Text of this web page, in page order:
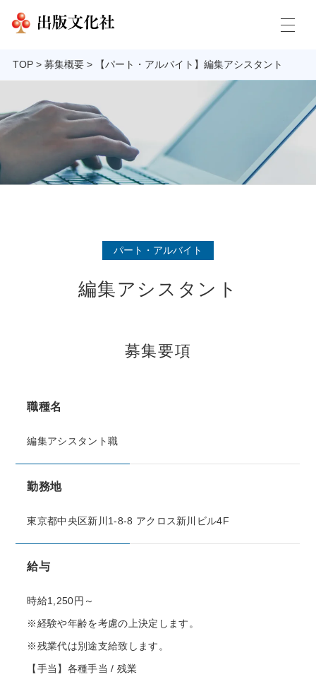
TOP > 募集概要 > 【パート・アルバイト】編集アシスタント
パート・アルバイト
編集アシスタント
募集要項
職種名
編集アシスタント職
勤務地
東京都中央区新川1-8-8 アクロス新川ビル4F
給与
時給1,250円～
※経験や年齢を考慮の上決定します。
※残業代は別途支給致します。
【手当】各種手当 / 残業